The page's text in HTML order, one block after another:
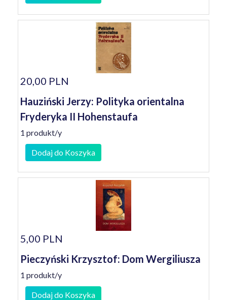
20,00 PLN
Hauziński Jerzy: Polityka orientalna
Fryderyka II Hohenstaufa
1 produkt/y
Dodaj do Koszyka
5,00 PLN
Pieczyński Krzysztof: Dom Wergiliusza
1 produkt/y
Dodaj do Koszyka